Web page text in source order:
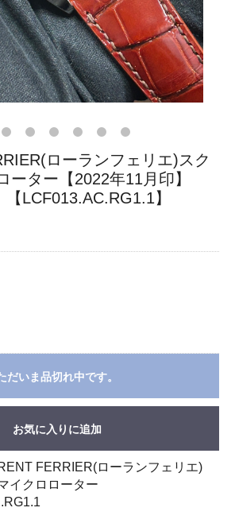
ローランフェリエ)スク
ーター【2022年11月印】
【LCF013.AC.RG1.1】
だいま品切れ中です。
お気に入りに追加
FERRIER(ローランフェリエ)
イクロローター